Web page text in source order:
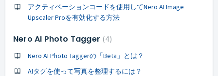
アクティベーションコードを使用してNero AI Image
Upscaler Proを有効化する方法
Nero AI Photo Tagger 4
Nero AI Photo Taggerの「Beta」とは？
AIタグを使って写真を整理するには？